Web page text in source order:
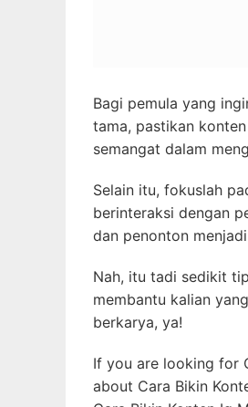
Bagi pemula yang
tama, pastikan
semangat dalam
Selain itu, fokuslah
berinteraksi dengan
dan penonton
Nah, itu tadi sedikit
membantu kalian
berkarya, ya!
If you are looking for
about Cara Bikin